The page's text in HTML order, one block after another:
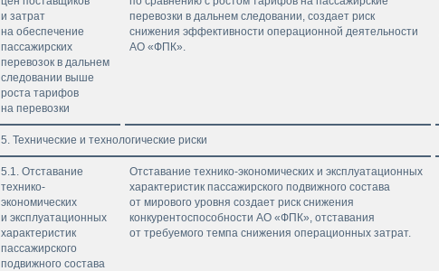
и затрат
на обеспечение
пассажирских
перевозок в дальнем
следовании выше
роста тарифов
на перевозки
перевозки в дальнем следовании, создает риск
снижения эффективности операционной деятельности
АО «ФПК».
5. Технические и технологические риски
5.1. Отставание
технико-
экономических
и эксплуатационных
характеристик
пассажирского
подвижного состава
Отставание технико-экономических и эксплуатационных
характеристик пассажирского подвижного состава
от мирового уровня создает риск снижения
конкурентоспособности АО «ФПК», отставания
от требуемого темпа снижения операционных затрат.